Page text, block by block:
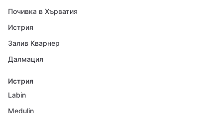
Почивка в Хърватия
Истрия
Залив Кварнер
Далмация
Истрия
Labin
Medulin